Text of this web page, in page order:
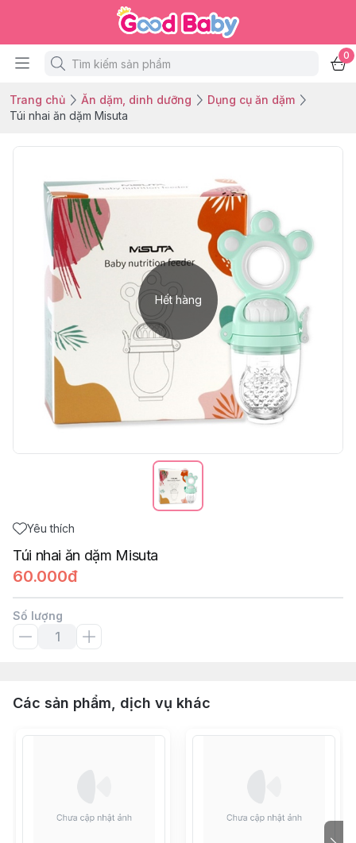
0
Trang chủ Ăn dặm, dinh dưỡng
Dụng cụ ăn dặm
Túi nhai ăn dặm Misuta
Hết hàng
Yêu thích
Túi nhai ăn dặm Misuta
60.000đ
Số lượng
Các sản phẩm, dịch vụ khác